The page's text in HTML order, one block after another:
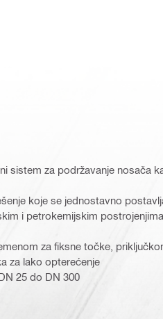
sistem za podržavanje nosača
koje se jednostavno
i petrokemijskim
za fiksne točke,
za lako opterećenje
25 do DN 300